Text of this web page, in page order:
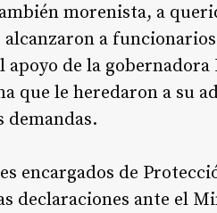
morenista, a
alcanzaron a
de la
que le heredaron a su
demandas.
encargados de
declaraciones ante el